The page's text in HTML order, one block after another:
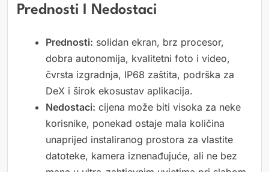
Prednosti I Nedostaci
Prednosti: solidan ekran, brz procesor,
dobra autonomija, kvalitetni foto i video,
čvrsta izgradnja, IP68 zaštita, podrška za
DeX i širok ekosustav aplikacija.
Nedostaci: cijena može biti visoka za neke
korisnike, ponekad ostaje mala količina
unaprijed instaliranog prostora za vlastite
datoteke, kamera iznenađujuće, ali ne bez